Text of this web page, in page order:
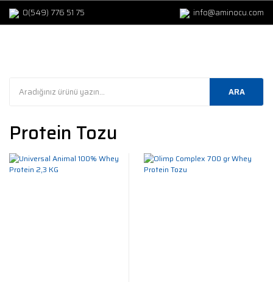
0(549) 776 51 75 info@aminocu.com
ARA
Protein Tozu